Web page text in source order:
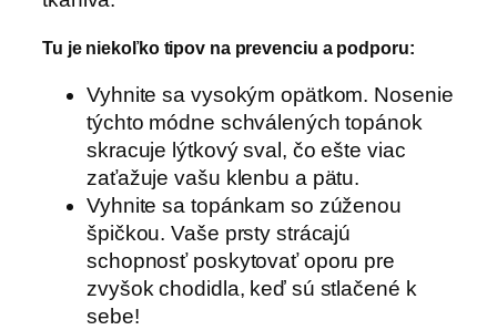
Tu je niekoľko tipov na prevenciu a podporu:
Vyhnite sa vysokým opätkom. Nosenie
týchto módne schválených topánok
skracuje lýtkový sval, čo ešte viac
zaťažuje vašu klenbu a pätu.
Vyhnite sa topánkam so zúženou
špičkou. Vaše prsty strácajú
schopnosť poskytovať oporu pre
zvyšok chodidla, keď sú stlačené k
sebe!